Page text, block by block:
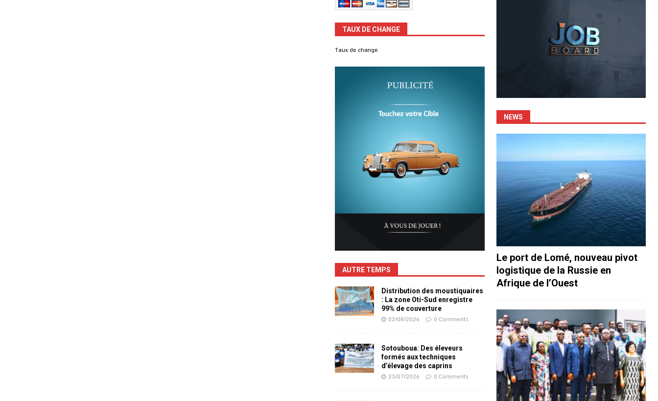
TAUX DE CHANGE
Taux de change
AUTRE TEMPS
Distribution des moustiquaires
: La zone Oti-Sud enregistre
99% de couverture
02/08/2026 0 Comments
Sotouboua: Des éleveurs
formés aux techniques
d’élevage des caprins
23/07/2026 0 Comments
NEWS
Le port de Lomé, nouveau pivot
logistique de la Russie en
Afrique de l’Ouest